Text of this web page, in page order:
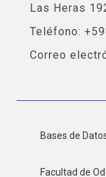
Las Heras
Teléfono:
Correo
Bases de
Facultad de